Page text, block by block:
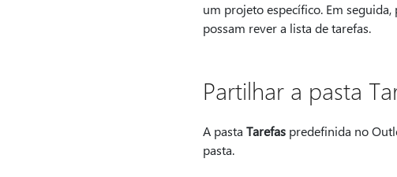
um projeto específico. Em
possam rever a lista de tarefas.
Partilhar a pasta
A pasta Tarefaspredefinida no
pasta.